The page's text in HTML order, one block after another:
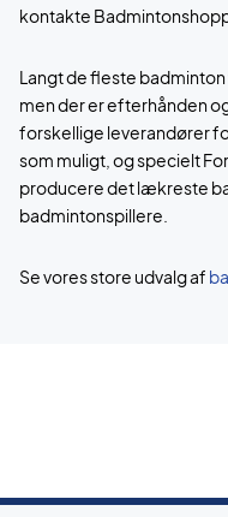
kontakte
Langt de fleste
men der er efterhånden
forskellige leverandører
som muligt, og specielt
producere det lækreste
badmintonspillere.
Se vores store udvalg af